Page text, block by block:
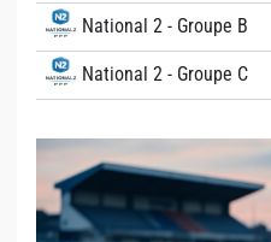
National 2 - Groupe B
National 2 - Groupe C